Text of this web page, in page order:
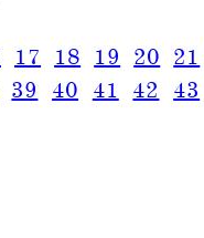
17 18 19 20 21
39 40 41 42
43